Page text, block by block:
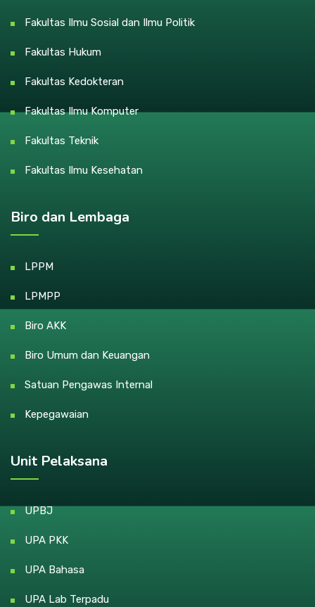
Fakultas Ilmu Sosial dan Ilmu Politik
Fakultas Hukum
Fakultas Kedokteran
Fakultas Ilmu Komputer
Fakultas Teknik
Fakultas Ilmu Kesehatan
Biro dan Lembaga
LPPM
LPMPP
Biro AKK
Biro Umum dan Keuangan
Satuan Pengawas Internal
Kepegawaian
Unit Pelaksana
UPBJ
UPA PKK
UPA Bahasa
UPA Lab Terpadu